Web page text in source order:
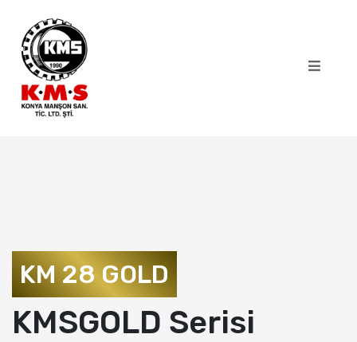
KM 28 GOLD
KMSGOLD Serisi